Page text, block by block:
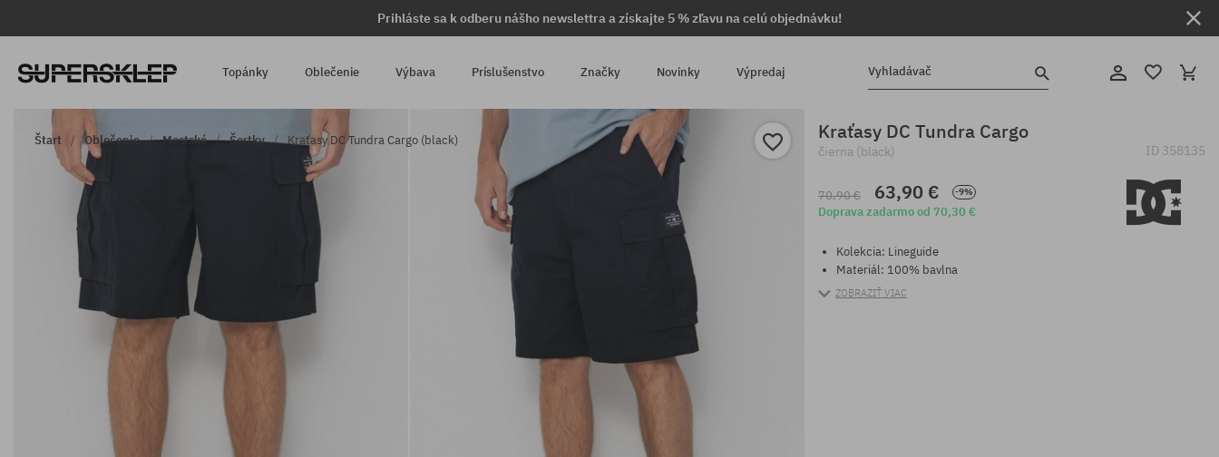
Prihláste sa k odberu nášho newslettra a získajte 5 % zľavu na celú objednávku!
Topánky Oblečenie Výbava Príslušenstvo Značky Novinky Výpredaj Vyhladávač
Štart Oblečenie Mestské Šortky Kraťasy DC Tundra Cargo (black) Kraťasy DC Tundra Cargo
čierna (black) ID 358135
70,90 € 63,90 € -9%
Doprava zadarmo od 70,30 €
Kolekcia: Lineguide
Materiál: 100% bavlna
ZOBRAZIŤ VIAC